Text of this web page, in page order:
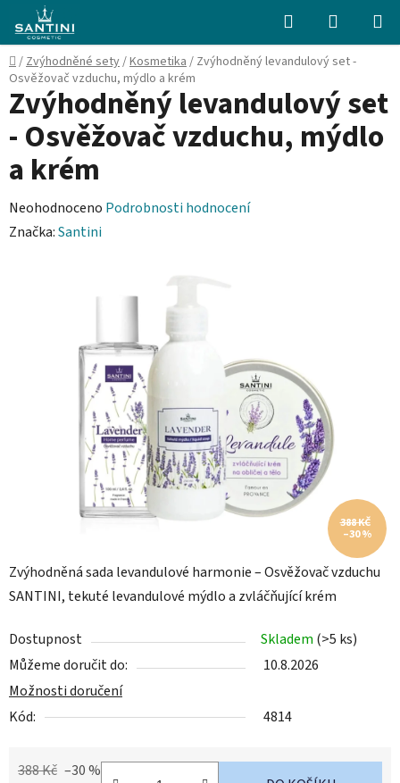
obsah
Hledat
KOŠÍK
Domů
/Zvýhodněné sety/Kosmetika/ Zvýhodněný levandulový set -
Osvěžovač vzduchu, mýdlo a krém
Zvýhodněná sada levandulové harmonie – Osvěžovač vzduchu
SANTINI, tekuté levandulové mýdlo a zvláčňující krém
Dostupnost Skladem (>5 ks)
Můžeme doručit do:
10.8.2026
Možnosti doručení
Kód:
4814
388 Kč –30 %
Zvýhodněný levandulový set
- Osvěžovač vzduchu, mýdlo
a krém
Průměrné
hodnocení
Neohodnoceno Podrobnosti hodnocení
Značka:Santini
388 KČ
–30 %